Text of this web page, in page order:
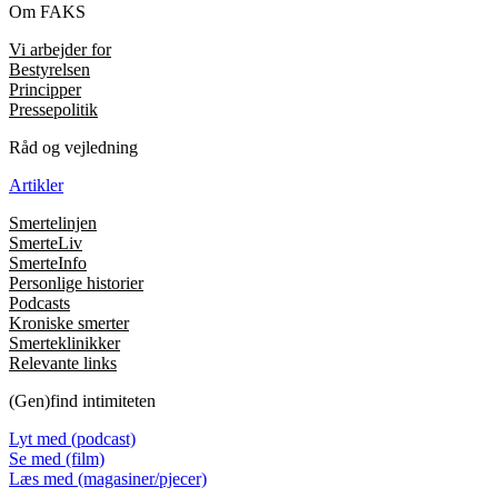
Om FAKS
Vi arbejder for
Bestyrelsen
Principper
Pressepolitik
Råd og vejledning
Artikler
Smertelinjen
SmerteLiv
SmerteInfo
Personlige historier
Podcasts
Kroniske smerter
Smerteklinikker
Relevante links
(Gen)find intimiteten
Lyt med (podcast)
Se med (film)
Læs med (magasiner/pjecer)